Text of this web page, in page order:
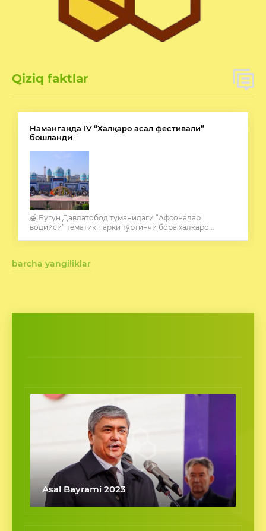
Qiziq faktlar
Наманганда IV “Халқаро асал фестивали”
бошланди
🍯 Бугун Давлатобод туманидаги “Афсоналар
водийси” тематик парки тўртинчи бора халқаро...
barcha yangiliklar
Asal Bayrami 2023